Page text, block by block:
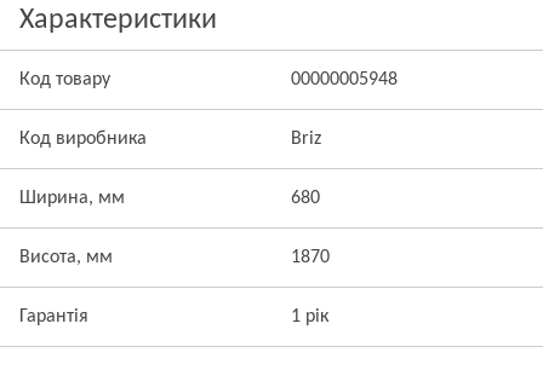
Характеристики
Код товару 00000005948
Код виробника Briz
Ширина, мм 680
Висота, мм 1870
Гарантія 1 рік